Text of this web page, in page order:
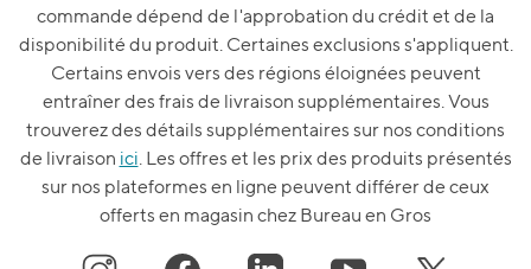
commande dépend de l'approbation du crédit et de la
disponibilité du produit. Certaines exclusions s'appliquent.
Certains envois vers des régions éloignées peuvent
entraîner des frais de livraison supplémentaires. Vous
trouverez des détails supplémentaires sur nos conditions
de livraison ici. Les offres et les prix des produits présentés
sur nos plateformes en ligne peuvent différer de ceux
offerts en magasin chez Bureau en Gros